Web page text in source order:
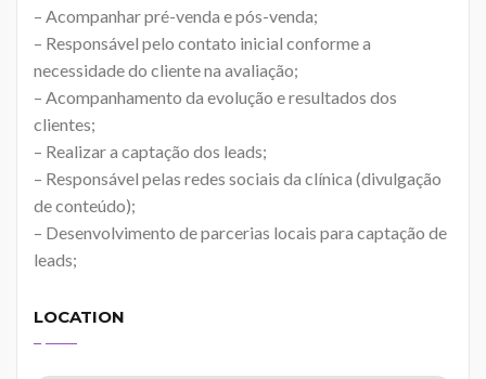
– Acompanhar pré-venda e pós-venda;
– Responsável pelo contato inicial conforme a
necessidade do cliente na avaliação;
– Acompanhamento da evolução e resultados dos
clientes;
– Realizar a captação dos leads;
– Responsável pelas redes sociais da clínica (divulgação
de conteúdo);
– Desenvolvimento de parcerias locais para captação de
leads;
LOCATION